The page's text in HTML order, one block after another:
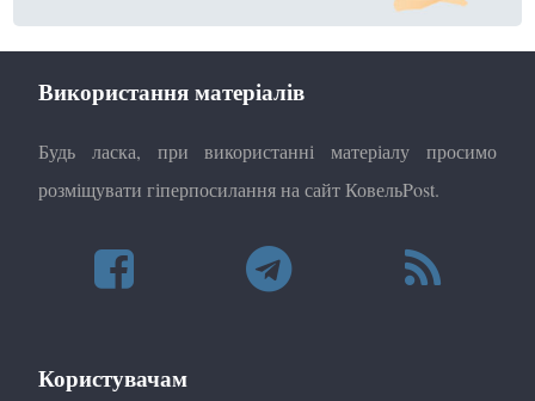
Використання матеріалів
Будь ласка, при використанні матеріалу просимо
розміщувати гіперпосилання на сайт КовельPost.
Користувачам